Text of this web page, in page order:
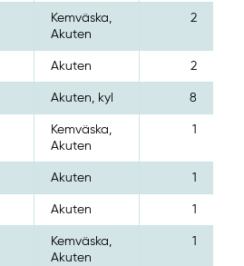
Kemväska,
Akuten
2
Akuten 2
Akuten, kyl 8
Kemväska,
Akuten
1
Akuten 1
Akuten 1
Kemväska,
Akuten
1